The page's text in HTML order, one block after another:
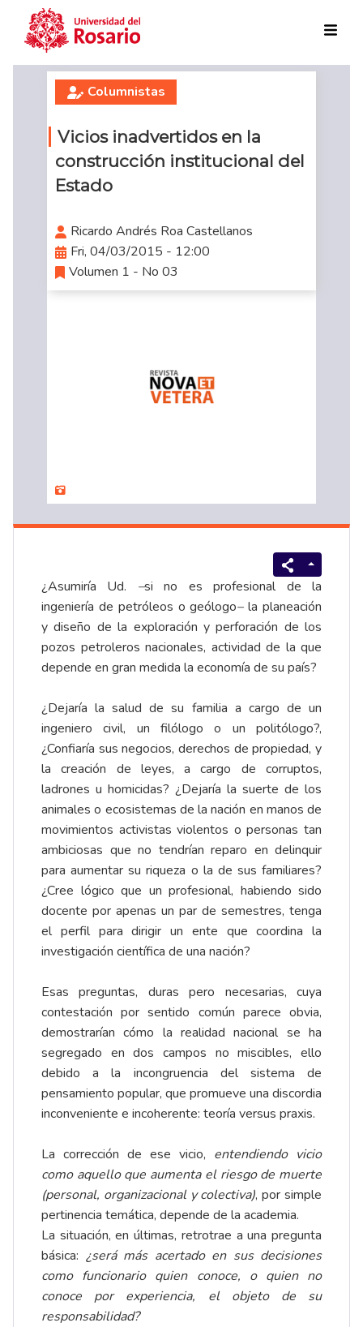
Skip to main content
Columnistas
Vicios inadvertidos en la
construcción institucional del
Estado
Ricardo Andrés Roa Castellanos
Fri, 04/03/2015 - 12:00
Volumen 1 - No 03
¿Asumiría Ud. –si no es profesional de la
ingeniería de petróleos o geólogo–la planeación
y diseño de la exploración y perforación de los
pozos petroleros nacionales, actividad de la que
depende en gran medida la economía de su país?
¿Dejaría la salud de su familia a cargo de un
ingeniero civil, un filólogo o un politólogo?,
¿Confiaría sus negocios, derechos de propiedad, y
la creación de leyes, a cargo de corruptos,
ladrones u homicidas? ¿Dejaría la suerte de los
animales o ecosistemas de la nación en manos de
movimientos activistas violentos o personas tan
ambiciosas que no tendrían reparo en delinquir
para aumentar su riqueza o la de sus familiares?
¿Cree lógico que un profesional, habiendo sido
docente por apenas un par de semestres, tenga
el perfil para dirigir un ente que coordina la
investigación científica de una nación?
Esas preguntas, duras pero necesarias, cuya
contestación por sentido común parece obvia,
demostrarían cómo la realidad nacional se ha
segregado en dos campos no miscibles, ello
debido a la incongruencia del sistema de
pensamiento popular, que promueve una discordia
inconveniente e incoherente: teoría versus praxis.
La corrección de ese vicio, entendiendo vicio
como aquello que aumenta el riesgo de muerte
(personal, organizacional y colectiva), por simple
pertinencia temática, depende de la academia.
La situación, en últimas, retrotrae a una pregunta
básica: ¿será más acertado en sus decisiones
como funcionario quien conoce, o quien no
conoce por experiencia, el objeto de su
responsabilidad?